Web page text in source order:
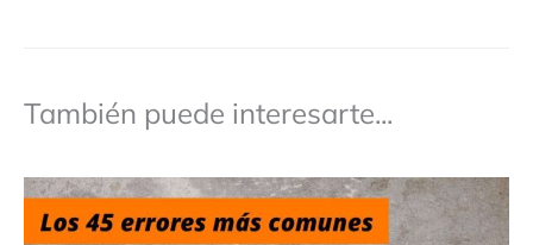
También puede interesarte...